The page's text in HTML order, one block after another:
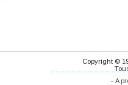
Copyright ©
- A